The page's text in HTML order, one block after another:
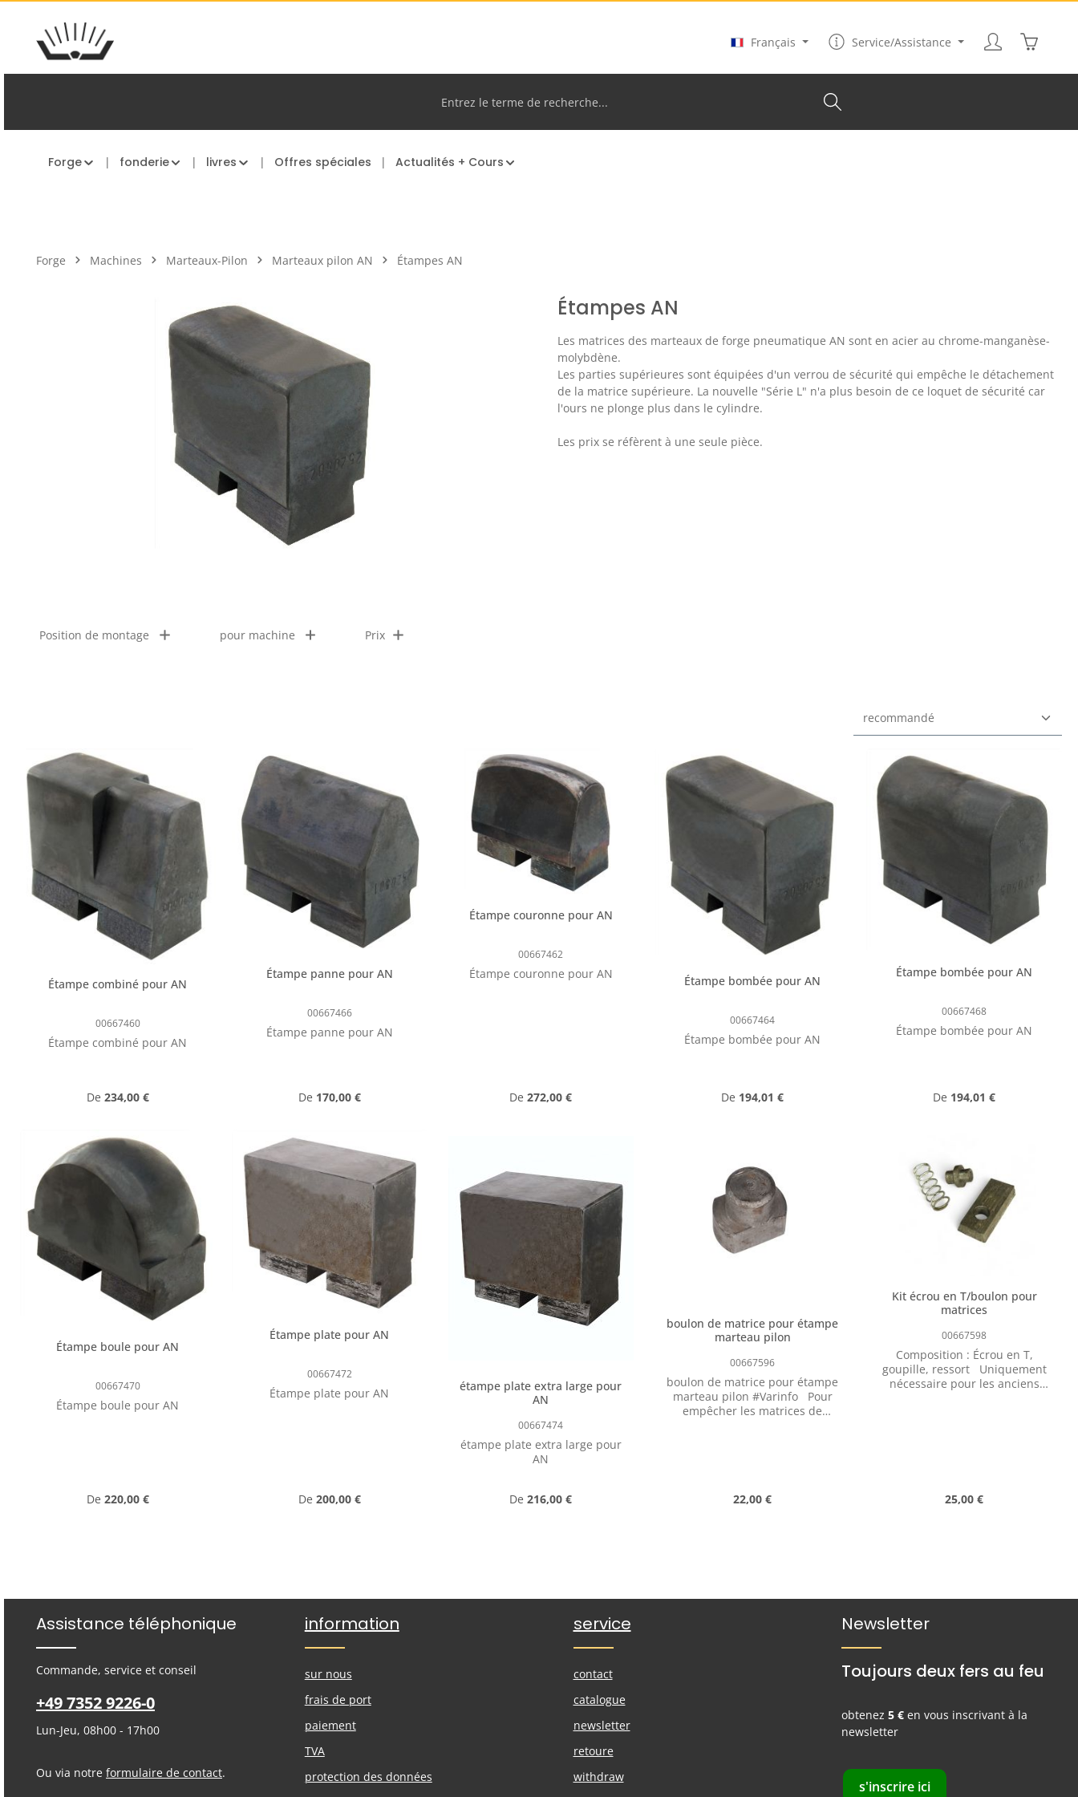
au contenu principal
Passer à la navigation principale
Français
Service/Assistance Le
Forge fonderie livres Offres spéciales Actualités + Cours
Forge Machines Marteaux-Pilon Marteaux pilon AN Étampes AN
Étampes AN
Les matrices des marteaux de forge pneumatique AN sont en acier au chrome-manganèse-
molybdène.
Les parties supérieures sont équipées d'un verrou de sécurité qui empêche le détachement
de la matrice supérieure. La nouvelle "Série L" n'a plus besoin de ce loquet de sécurité car
l'ours ne plonge plus dans le cylindre.
Les prix se réfèrent à une seule pièce.
Position de montage pour machine Prix
Étampe combiné pour AN
00667460
Étampe combiné pour AN
Prix régulier :
De 234,00 €
Étampe panne pour AN
00667466
Étampe panne pour AN
Prix régulier :
De 170,00 €
Étampe couronne pour AN
00667462
Étampe couronne pour AN
Prix régulier :
De272,00 €
Étampe bombée pour AN
00667464
Étampe bombée pour AN
Prix régulier :
De 194,01 €
Étampe bombée pour AN
00667468
Étampe bombée pour AN
Prix régulier :
De 194,01 €
Étampe boule pour AN
00667470
Étampe boule pour AN
Prix régulier :
De 220,00 €
Étampe plate pour AN
00667472
Étampe plate pour AN
Prix régulier :
De 200,00 €
étampe plate extra large pour
AN
00667474
étampe plate extra large pour
AN
Prix régulier :
De216,00 €
boulon de matrice pour étampe
marteau pilon
00667596
boulon de matrice pour étampe
marteau pilon #Varinfo Pour
empêcher les matrices de
Prix régulier :
22,00 €
Kit écrou en T/boulon pour
matrices
00667598
Composition : Écrou en T,
goupille, ressort Uniquement
nécessaire pour les anciens
Prix régulier :
25,00 €
Assistance téléphonique
Commande, service et conseil
+49 7352 9226-0
Lun-Jeu, 08h00 - 17h00
Ou via notre formulaire de contact.
information
sur nous
frais de port
paiement
TVA
protection des données
service
contact
catalogue
newsletter
retoure
withdraw
Newsletter
Toujours deux fers au feu
obtenez5 € en vous inscrivant à la
newsletter
s'inscrire ici